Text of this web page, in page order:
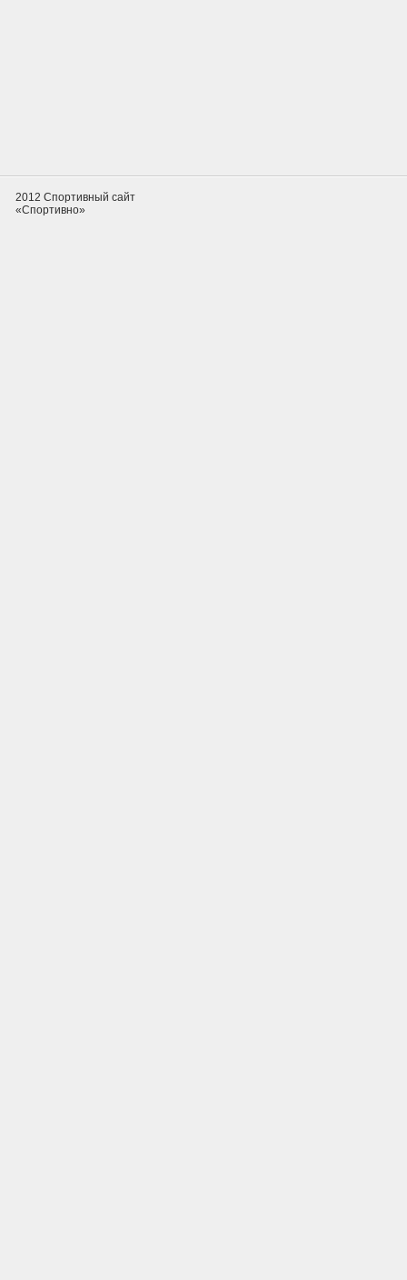
2012 Спортивный сайт
«Спортивно»